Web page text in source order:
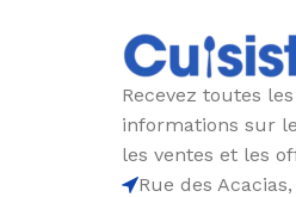
Recevez toutes
informations sur
les ventes et les
Rue des